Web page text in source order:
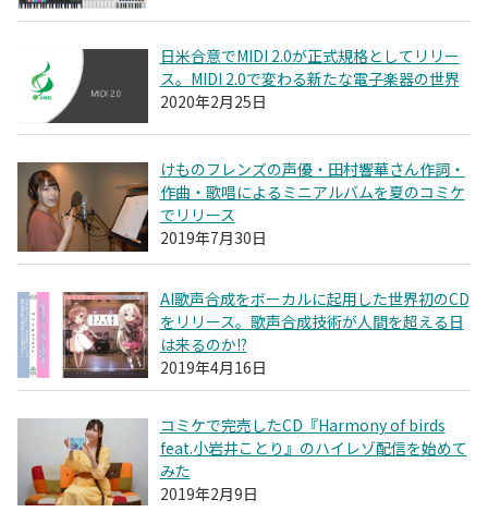
日米合意でMIDI 2.0が正式規格としてリリー
ス。MIDI 2.0で変わる新たな電子楽器の世界
2020年2月25日
けものフレンズの声優・田村響華さん作詞・
作曲・歌唱によるミニアルバムを夏のコミケ
でリリース
2019年7月30日
AI歌声合成をボーカルに起用した世界初のCD
をリリース。歌声合成技術が人間を超える日
は来るのか!?
2019年4月16日
コミケで完売したCD『Harmony of birds
feat.小岩井ことり』のハイレゾ配信を始めて
みた
2019年2月9日